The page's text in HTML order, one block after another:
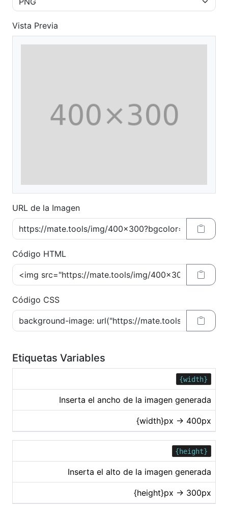
Vista Previa
URL de la Imagen
Código HTML
Código CSS
Etiquetas Variables
{width}
Inserta el ancho de la imagen generada
{width}px → 400px
{height}
Inserta el alto de la imagen generada
{height}px → 300px